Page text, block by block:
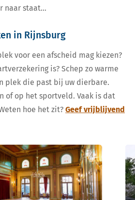
naar staat…
in Rijnsburg
voor een afscheid mag kiezen?
is? Schep zo warme
plek die past bij uw dierbare.
of op het sportveld. Vaak is dat
hoe het zit? Geef vrijblijvend